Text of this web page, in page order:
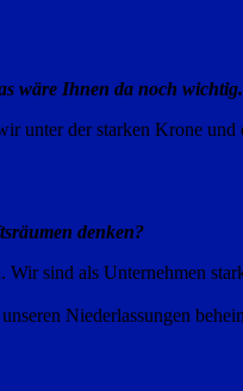
wäre Ihnen da noch wichtig.
unter der starken Krone
denken?
sind als Unternehmen
Niederlassungen